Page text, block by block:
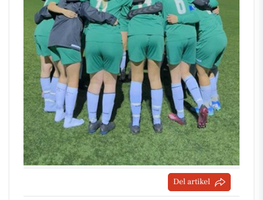
Del artikel